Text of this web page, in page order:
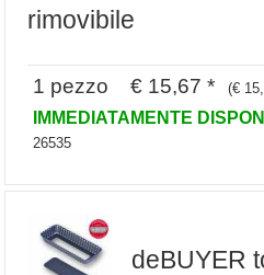
rimovibile
1 pezzo € 15,67 * (€
IMMEDIATAMENTE
26535
deBUYER